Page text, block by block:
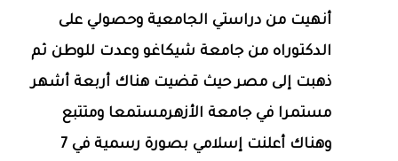
أنهيت من دراستي الجامعية وحصولي على
الدكتوراه من جامعة شيكاغو وعدت للوطن ثم
ذهبت إلى مصر حيث قضيت هناك أربعة أشهر
مستمرا في جامعة الأزهرمستمعا ومتتبع
وهناك أعلنت إسلامي بصورة رسمية في 7